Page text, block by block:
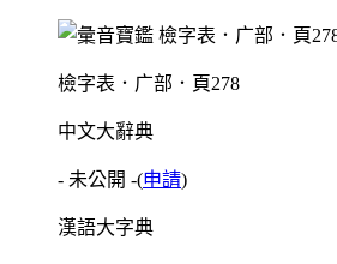
檢字表．广部．頁278
中文大辭典
- 未公開 -(申請)
漢語大字典